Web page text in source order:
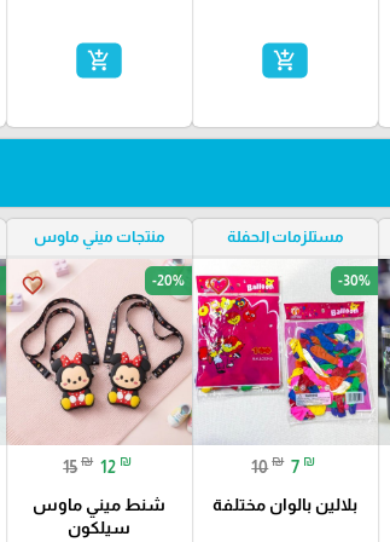
add_shopping_cart
add_shopping_cart
مستلزمات الحفلة
favorite_border -30%
10 ₪ 7 ₪
بلالين بالوان مختلفة
منتجات ميني ماوس
favorite_border -20%
15 ₪ 12 ₪
شنط ميني ماوس
سيلكون